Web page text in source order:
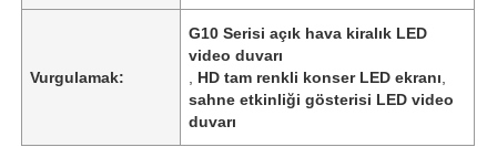
Vurgulamak:
G10 Serisi açık hava kiralık LED
video duvarı
HD tam renkli konser LED ekranı
sahne etkinliği gösterisi LED video
duvarı